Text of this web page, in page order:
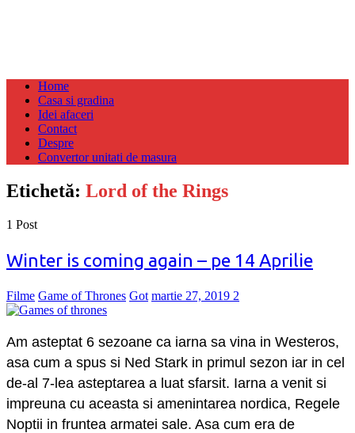
Home
Casa si gradina
Idei afaceri
Contact
Despre
Convertor unitati de masura
Etichetă: Lord of the Rings
1 Post
Winter is coming again – pe 14 Aprilie
Filme Game of Thrones Got martie 27, 2019 2
Am asteptat 6 sezoane ca iarna sa vina in Westeros,
asa cum a spus si Ned Stark in primul sezon iar in cel
de-al 7-lea asteptarea a luat sfarsit. Iarna a venit si
impreuna cu aceasta si amenintarea nordica, Regele
Noptii in fruntea armatei sale. Asa cum era de